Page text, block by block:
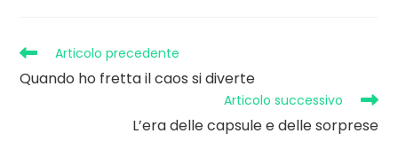
Articolo precedente
Quando ho fretta il caos si diverte
Articolo successivo
L’era delle capsule e delle sorprese